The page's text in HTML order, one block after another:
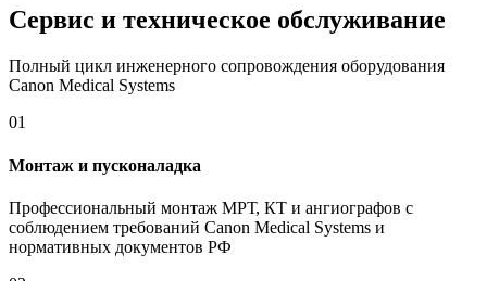
Сервис и техническое обслуживание
Полный цикл инженерного сопровождения оборудования
Canon Medical Systems
01
Монтаж и пусконаладка
Профессиональный монтаж МРТ, КТ и ангиографов с
соблюдением требований Canon Medical Systems и
нормативных документов РФ